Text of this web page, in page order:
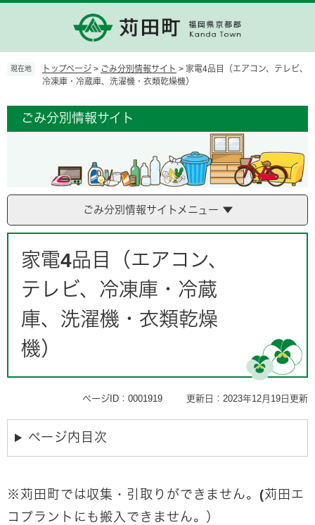
の
ー
現在地 トップページ > ごみ分別情報サイト > 家電4品目（エアコン、テレビ、
冷凍庫・冷蔵庫、洗濯機・衣類乾燥機）
ごみ分別情報サイト
ごみ分別情報サイトメニュー
家電4品目（エアコン、
テレビ、冷凍庫・冷蔵
庫、洗濯機・衣類乾燥
機）
ページID：0001919 更新日：2023年12月19日更新
ページ内目次
※苅田町では収集・引取りができません。(苅田エ
コプラントにも搬入できません。）